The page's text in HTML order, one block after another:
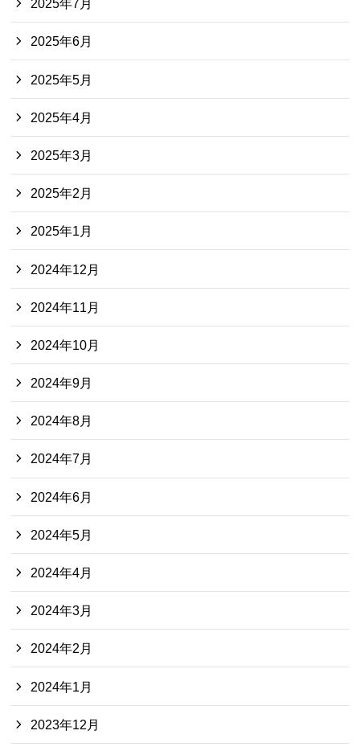
2025年7月
2025年6月
2025年5月
2025年4月
2025年3月
2025年2月
2025年1月
2024年12月
2024年11月
2024年10月
2024年9月
2024年8月
2024年7月
2024年6月
2024年5月
2024年4月
2024年3月
2024年2月
2024年1月
2023年12月